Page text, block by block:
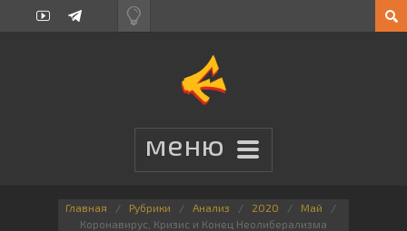
Главная Рубрики Анализ 2020
Май
Коронавирус, Кризис и Конец Неолиберализма